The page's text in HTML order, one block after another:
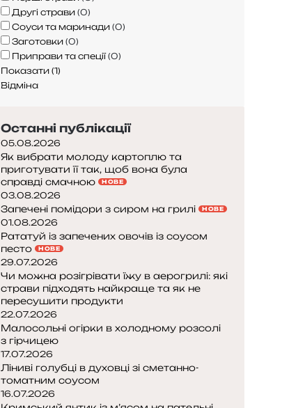
Другі страви (0)
Соуси та маринади (0)
Заготовки (0)
Приправи та спеції (0)
Показати (1)
Відміна
Останні публікації
05.08.2026
Як вибрати молоду картоплю та
приготувати її так, щоб вона була
справді смачною
НОВЕ
03.08.2026
Запечені помідори з сиром на грилі НОВЕ
01.08.2026
Рататуй із запечених овочів із соусом
песто
НОВЕ
29.07.2026
Чи можна розігрівати їжу в аерогрилі: які
страви підходять найкраще та як не
пересушити продукти
22.07.2026
Малосольні огірки в холодному розсолі
з гірчицею
17.07.2026
Ліниві голубці в духовці зі сметанно-
томатним соусом
16.07.2026